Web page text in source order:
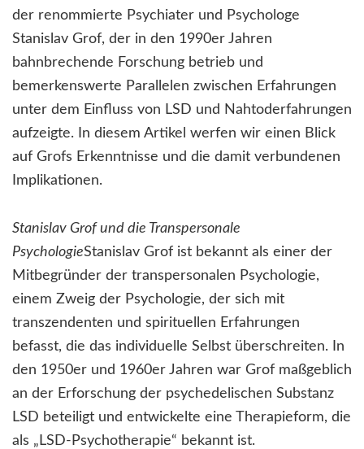
der renommierte Psychiater und Psychologe
Stanislav Grof, der in den 1990er Jahren
bahnbrechende Forschung betrieb und
bemerkenswerte Parallelen zwischen Erfahrungen
unter dem Einfluss von LSD und Nahtoderfahrungen
aufzeigte. In diesem Artikel werfen wir einen Blick
auf Grofs Erkenntnisse und die damit verbundenen
Implikationen.
Stanislav Grof und die Transpersonale
PsychologieStanislav Grof ist bekannt als einer der
Mitbegründer der transpersonalen Psychologie,
einem Zweig der Psychologie, der sich mit
transzendenten und spirituellen Erfahrungen
befasst, die das individuelle Selbst überschreiten. In
den 1950er und 1960er Jahren war Grof maßgeblich
an der Erforschung der psychedelischen Substanz
LSD beteiligt und entwickelte eine Therapieform, die
als „LSD-Psychotherapie“ bekannt ist.